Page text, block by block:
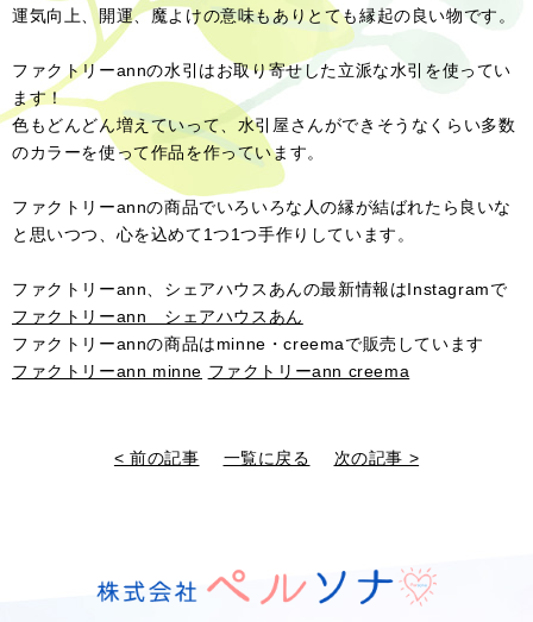
運気向上、開運、魔よけの意味もありとても縁起の良い物です。
ファクトリーannの水引はお取り寄せした立派な水引を使ってい
ます！
色もどんどん増えていって、水引屋さんができそうなくらい多数
のカラーを使って作品を作っています。
ファクトリーannの商品でいろいろな人の縁が結ばれたら良いな
と思いつつ、心を込めて1つ1つ手作りしています。
ファクトリーann、シェアハウスあんの最新情報はInstagramで
ファクトリーann シェアハウスあん
ファクトリーannの商品はminne・creemaで販売しています
ファクトリーann minne ファクトリーann creema
< 前の記事 一覧に戻る 次の記事 >